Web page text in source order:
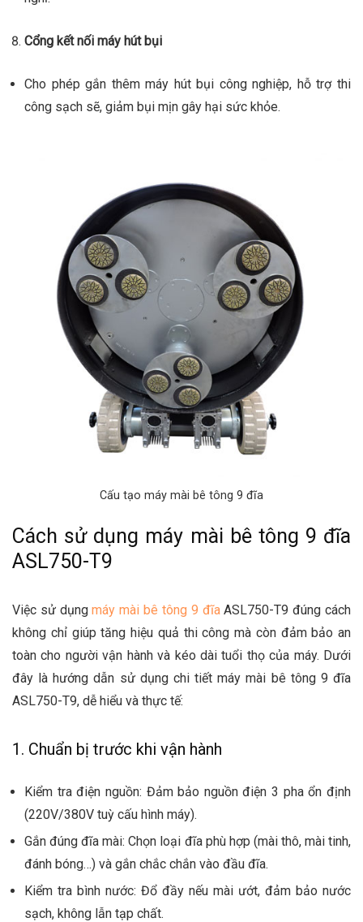
Cổng kết nối máy hút bụi
Cho phép gắn thêm máy hút bụi công nghiệp, hỗ trợ thi
công sạch sẽ, giảm bụi mịn gây hại sức khỏe.
Cấu tạo máy mài bê tông 9 đĩa
Cách sử dụng máy mài bê tông 9 đĩa
ASL750-T9
Việc sử dụngmáy mài bê tông 9 đĩaASL750-T9 đúng cách
không chỉ giúp tăng hiệu quả thi công mà còn đảm bảo an
toàn cho người vận hành và kéo dài tuổi thọ của máy. Dưới
đây là hướng dẫn sử dụng chi tiết máy mài bê tông 9 đĩa
ASL750-T9, dễ hiểu và thực tế:
1. Chuẩn bị trước khi vận hành
Kiểm tra điện nguồn: Đảm bảo nguồn điện 3 pha ổn định
(220V/380V tuỳ cấu hình máy).
Gắn đúng đĩa mài: Chọn loại đĩa phù hợp (mài thô, mài tinh,
đánh bóng…) và gắn chắc chắn vào đầu đĩa.
Kiểm tra bình nước: Đổ đầy nếu mài ướt, đảm bảo nước
sạch, không lẫn tạp chất.